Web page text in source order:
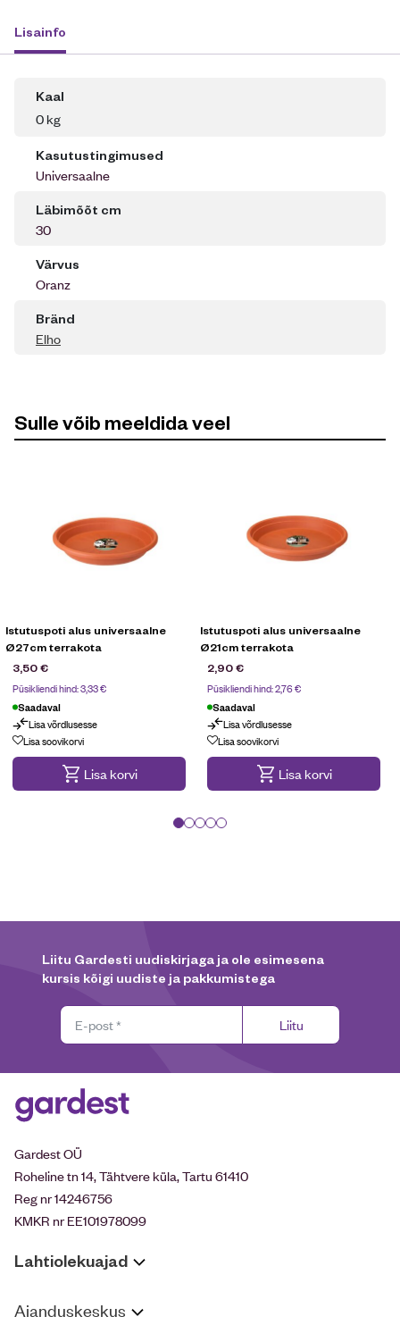
Lisainfo
Kaal
0 kg
Kasutustingimused
Universaalne
Läbimõõt cm
30
Värvus
Oranz
Bränd
Elho
Sulle võib meeldida veel
Istutuspoti alus universaalne
Ø27cm terrakota
3,50€
Püsikliendi hind:3,33€
Saadaval
Lisa võrdlusesse
Lisa soovikorvi
Lisa korvi
Istutuspoti alus universaalne
Ø21cm terrakota
2,90€
Püsikliendi hind:2,76€
Saadaval
Lisa võrdlusesse
Lisa soovikorvi
Lisa korvi
Liitu Gardesti uudiskirjaga ja ole esimesena
kursis kõigi uudiste ja pakkumistega
Liitu
Gardest OÜ
Roheline tn 14, Tähtvere küla, Tartu 61410
Reg nr 14246756
KMKR nr EE101978099
Lahtiolekuajad
Aianduskeskus